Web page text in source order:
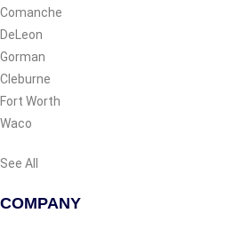
Comanche
DeLeon
Gorman
Cleburne
Fort Worth
Waco
See All
COMPANY